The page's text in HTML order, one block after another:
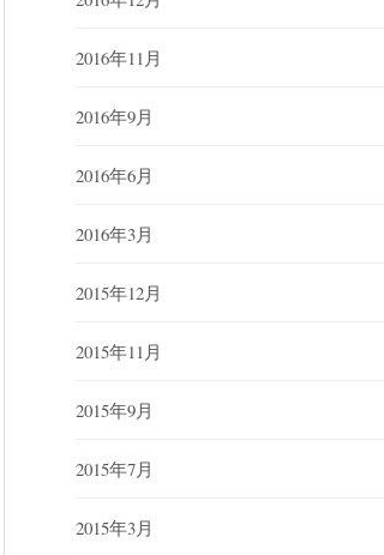
2016年11月
2016年9月
2016年6月
2016年3月
2015年12月
2015年11月
2015年9月
2015年7月
2015年3月